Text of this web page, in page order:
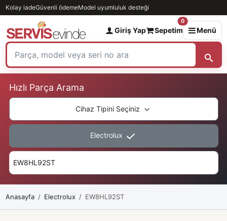
Kolay iadeGüvenli ödemeModel uyumluluk desteği
Giriş Yap Sepetim
0
Menü
Hızlı Parça Arama
Cihaz Tipini Seçiniz
Electrolux
Anasayfa Electrolux EW8HL92ST